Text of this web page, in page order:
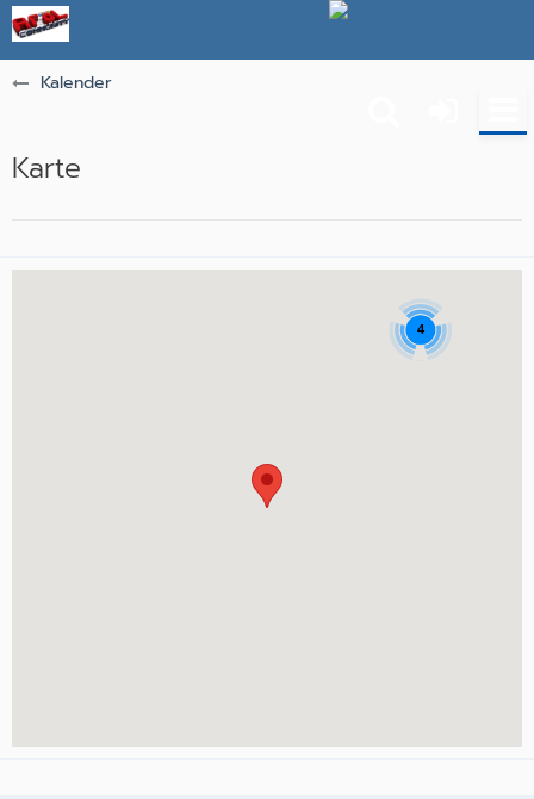
Kalender
Karte
4